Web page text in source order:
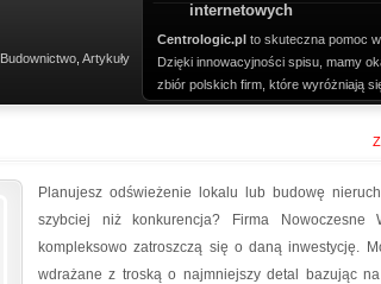
internetowych
Centrologic.pl to skuteczna pomoc
Dzięki innowacyjności spisu, mamy
zbiór polskich firm, które wyróżniają
Budownictwo Artykuły
Planujesz odświeżenie lokalu lub budowę
szybciej niż konkurencja? Firma Nowoczesne
kompleksowo zatroszczą się o daną inwestycję.
wdrażane z troską o najmniejszy detal bazując